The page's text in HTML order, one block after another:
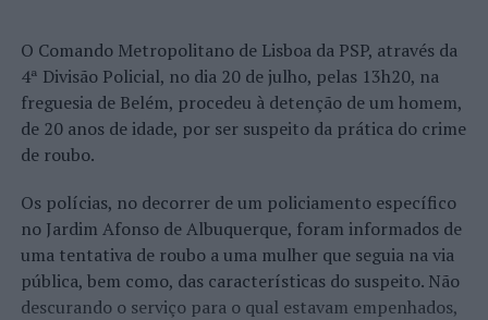
O Comando Metropolitano de Lisboa da PSP, através da
4ª Divisão Policial, no dia 20 de julho, pelas 13h20, na
freguesia de Belém, procedeu à detenção de um homem,
de 20 anos de idade, por ser suspeito da prática do crime
de roubo.
Os polícias, no decorrer de um policiamento específico
no Jardim Afonso de Albuquerque, foram informados de
uma tentativa de roubo a uma mulher que seguia na via
pública, bem como, das características do suspeito. Não
descurando o serviço para o qual estavam empenhados,